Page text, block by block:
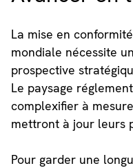
La mise en
mondiale nécessite
prospective
Le paysage
complexifier à
mettront à jour leurs
Pour garder une